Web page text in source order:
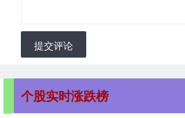
提交评论
个股实时涨跌榜